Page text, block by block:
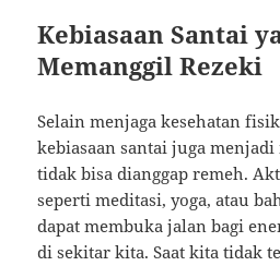
Kebiasaan Santai
Memanggil Rezeki
Selain menjaga kesehatan
kebiasaan santai juga
tidak bisa dianggap remeh.
seperti meditasi, yoga, atau
dapat membuka jalan bagi
di sekitar kita. Saat kita tidak